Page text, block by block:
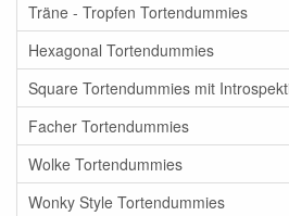
Träne - Tropfen Tortendummies
Hexagonal Tortendummies
Square Tortendummies mit
Facher Tortendummies
Wolke Tortendummies
Wonky Style Tortendummies